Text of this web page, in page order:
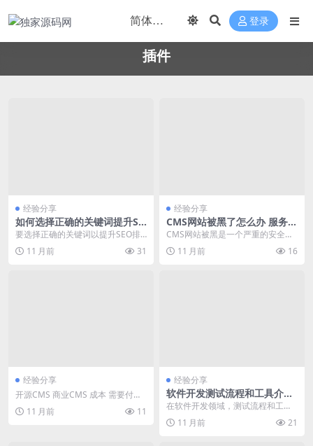
登录
插件
经验分享
如何选择正确的关键词提升SE
O排名
要选择正确的关键词以提升SEO排
名，首先需要明确用户搜索习惯和
需求。通过分析搜索...
11 月前 31
经验分享
CMS网站被黑了怎么办 服务器
安全配置 防火墙规则 防注入
CMS网站被黑是一个严重的安全问
题，需要立即采取行动。以下是一
些常见的故障排查与...
11 月前 16
经验分享
开源CMS 商业CMS 成本 需要付费
购买许可证或订阅服务 源代码访问
通常不公...
11 月前 11
经验分享
软件开发测试流程和工具介
绍：涵盖开发全生命周期的重
要环节
在软件开发领域，测试流程和工具
的选择对于确保产品质量、提高开
发效率以及优化用户体...
11 月前 21